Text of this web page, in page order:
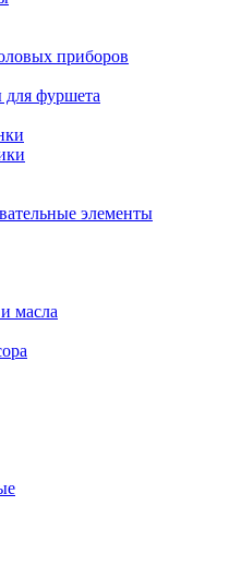
приборов
фуршета
элементы
масла